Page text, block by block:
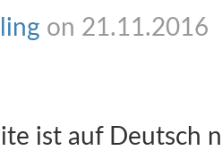
on 21.11.2016
ist auf Deutsch